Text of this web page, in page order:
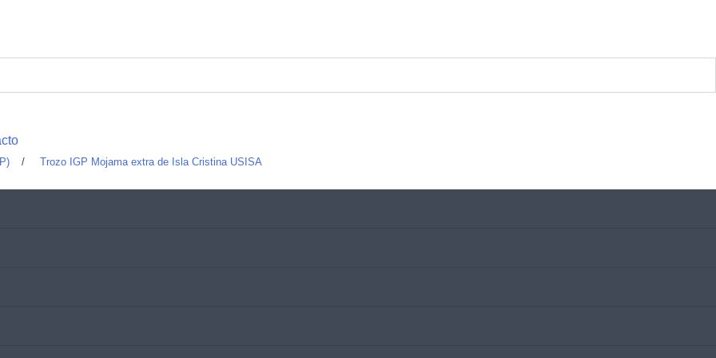
/ Trozo IGP Mojama extra de Isla Cristina USISA